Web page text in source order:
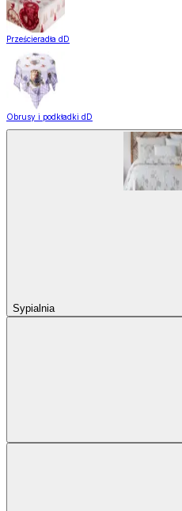
Prześcieradła dD
Obrusy i podkładki dD
Sypialnia